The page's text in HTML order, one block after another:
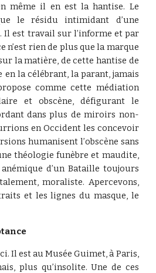
même il en est la hantise. Le
le résidu intimidant d’une
Il est travail sur l’informe et par
n’est rien de plus que la marque
la matière, de cette hantise de
la célébrant, la parant, jamais
comme cette médiation
et obscène, défigurant le
dans plus de miroirs non-
en Occident les concevoir
humanisent l’obscène sans
théologie funèbre et maudite,
d’un Bataille toujours
moraliste. Apercevons,
et les lignes du masque, le
Il est au Musée Guimet, à Paris,
plus qu’insolite. Une de ces